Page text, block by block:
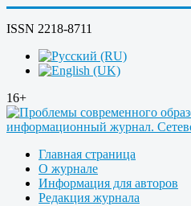
ISSN 2218-8711
16+
Главная страница
О журнале
Информация для авторов
Редакция журнала